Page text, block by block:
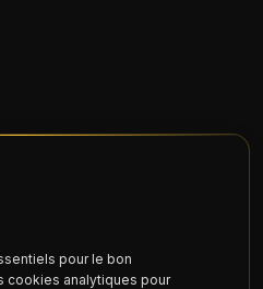
pour le bon
cookies analytiques pour